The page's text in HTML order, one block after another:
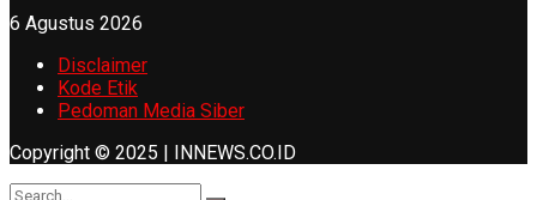
6 Agustus 2026
Disclaimer
Kode Etik
Pedoman Media Siber
Copyright © 2025 | INNEWS.CO.ID